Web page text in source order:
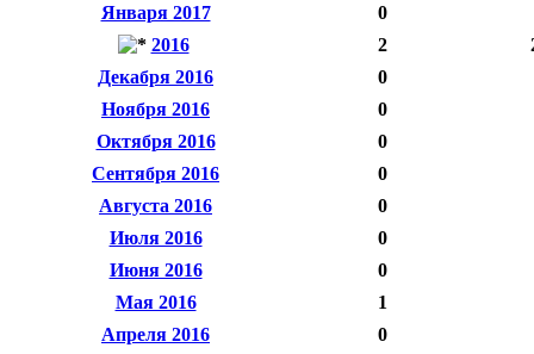
Января 2017
0
2016
2
Декабря 2016
0
Ноября 2016
0
Октября 2016
0
Сентября 2016
0
Августа 2016
0
Июля 2016
0
Июня 2016
0
Мая 2016
1
Апреля 2016
0